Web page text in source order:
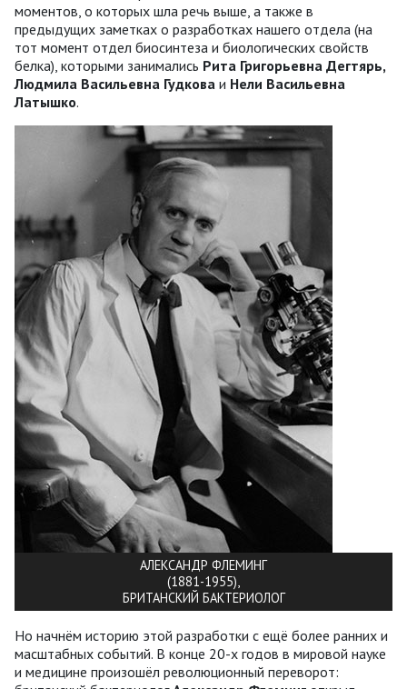
моментов, о которых шла речь выше, а также в
предыдущих заметках о разработках нашего отдела (на
тот момент отдел биосинтеза и биологических свойств
белка), которыми занимались Рита Григорьевна Дегтярь,
Людмила Васильевна Гудкова и Нели Васильевна
Латышко.
АЛЕКСАНДР ФЛЕМИНГ
(1881-1955),
БРИТАНСКИЙ БАКТЕРИОЛОГ
Но начнём историю этой разработки с ещё более ранних и
масштабных событий. В конце 20-х годов в мировой науке
и медицине произошёл революционный переворот: